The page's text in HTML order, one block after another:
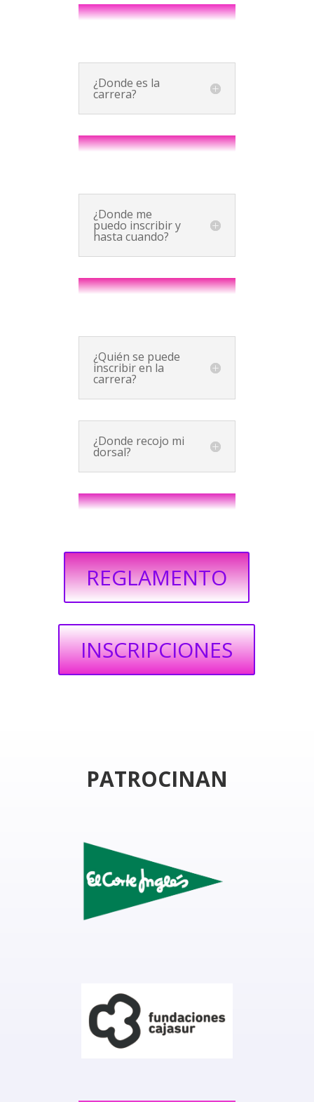
¿Donde es la
carrera?
¿Donde me
puedo inscribir y
hasta cuando?
¿Quién se puede
inscribir en la
carrera?
¿Donde recojo mi
dorsal?
REGLAMENTO
INSCRIPCIONES
PATROCINAN